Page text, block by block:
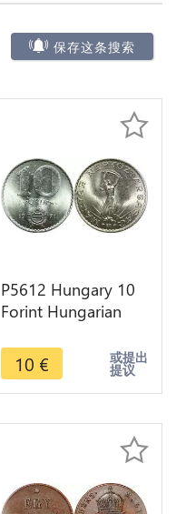
保存这条搜索
P5612 Hungary 10
Forint Hungarian
1971 UNC -> M
offer
10 € 或提出
提议